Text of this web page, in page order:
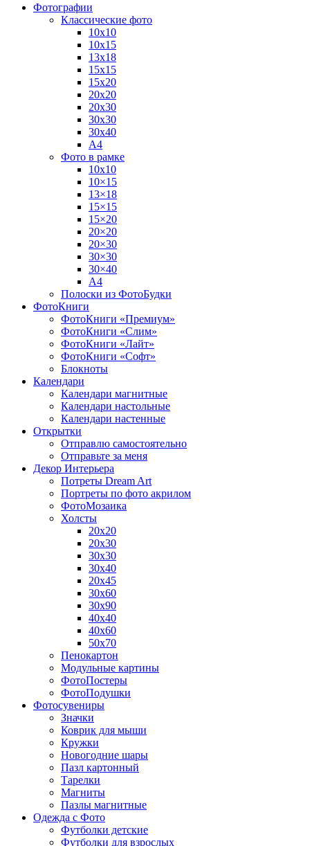
Фотографии
Классические фото
10х10
10х15
13х18
15х15
15х20
20х20
20х30
30х30
30х40
А4
Фото в рамке
10х10
10×15
13×18
15×15
15×20
20×20
20×30
30×30
30×40
A4
Полоски из ФотоБудки
ФотоКниги
ФотоКниги «Премиум»
ФотоКниги «Слим»
ФотоКниги «Лайт»
ФотоКниги «Софт»
Блокноты
Календари
Календари магнитные
Календари настольные
Календари настенные
Открытки
Отправлю самостоятельно
Отправьте за меня
Декор Интерьера
Потреты Dream Art
Портреты по фото акрилом
ФотоМозаика
Холсты
20х20
20х30
30х30
30х40
20х45
30х60
30х90
40х40
40х60
50х70
Пенокартон
Модульные картины
ФотоПостеры
ФотоПодушки
Фотоcувениры
Значки
Коврик для мыши
Кружки
Новогодние шары
Пазл картонный
Тарелки
Магниты
Пазлы магнитные
Одежда с Фото
Футболки детские
Футболки для взрослых